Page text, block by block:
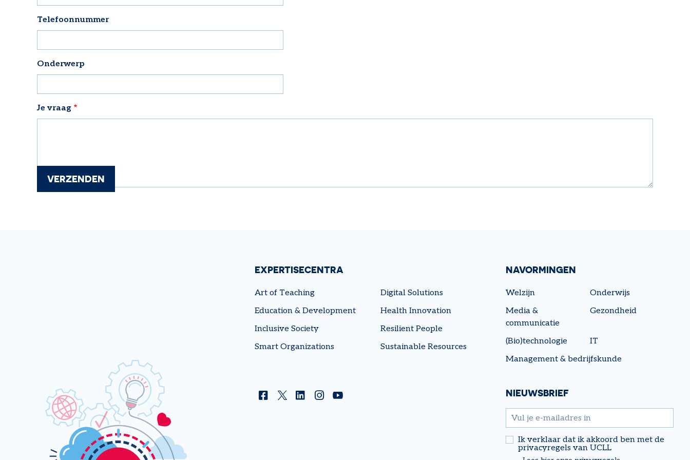
Telefoonnummer
Onderwerp
Je vraag
EXPERTISECENTRA
Art of Teaching
Digital Solutions
Education & Development
Health Innovation
Inclusive Society
Resilient People
Smart Organizations
Sustainable Resources
NAVORMINGEN
Welzijn
Onderwijs
Media &
communicatie
Gezondheid
(Bio)technologie
IT
Management & bedrijfskunde
NIEUWSBRIEF
email
Ik verklaar dat ik akkoord ben met de
privacyregels van UCLL